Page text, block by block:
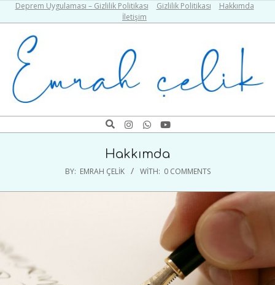
content
Deprem Uygulaması – Gizlilik Politikası Gizlilik Politikası
Hakkımda
İletişim
Emrah
Search
Hakkımda
BY: EMRAH ÇELIK WITH: 0 COMMENTS